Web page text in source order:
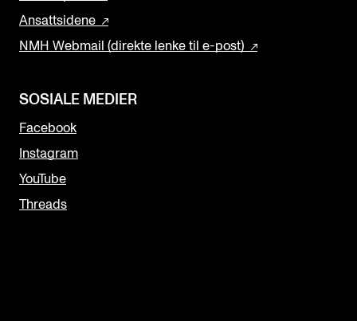
Ansattsidene
NMH Webmail (direkte lenke til e-post)
SOSIALE MEDIER
Facebook
Instagram
YouTube
Threads